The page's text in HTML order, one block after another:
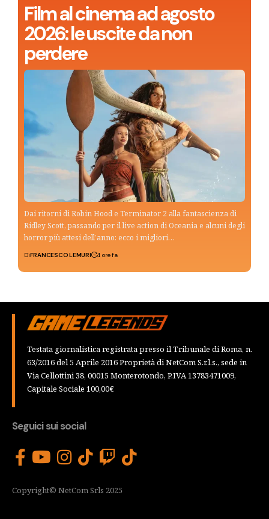
Film al cinema ad agosto
2026: le uscite da non
perdere
Dai ritorni di Robin Hood e Terminator 2 alla fantascienza di
Ridley Scott, passando per il live action di Oceania e alcuni degli
horror più attesi dell’anno: ecco i migliori…
DiFRANCESCO LEMURI 4 ore fa
Testata giornalistica registrata presso il Tribunale di Roma, n.
63/2016 del 5 Aprile 2016 Proprietà di NetCom S.r.l.s., sede in
Via Cellottini 38, 00015 Monterotondo, P.IVA 13783471009,
Capitale Sociale 100,00€
Seguici sui social
Copyright© NetCom Srls 2025